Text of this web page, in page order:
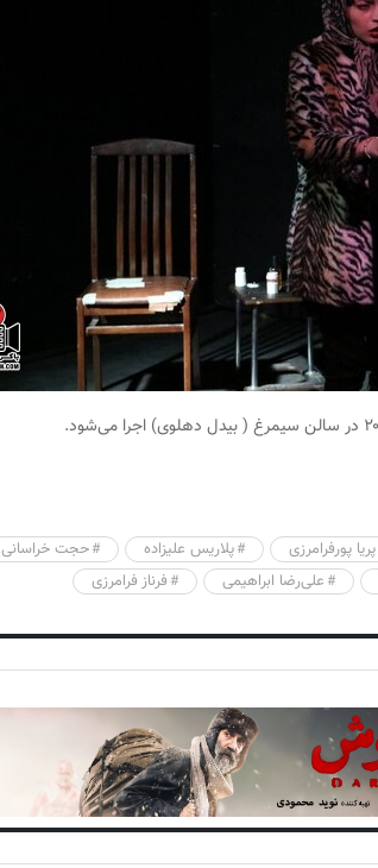
پریا پورفرامرزی پلاریس علیزاده
حجت خراسانی
علی‌رضا ابراهیمی
فرناز فرامرزی